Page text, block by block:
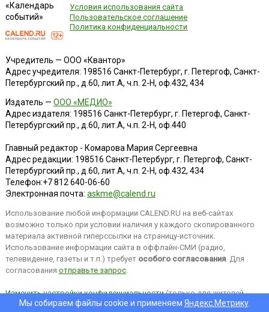
«Календарь
событий»
Условия использования сайта
Пользовательское соглашение
Политика конфиденциальности
Учредитель — ООО «Квантор»
Адрес учредителя: 198516 Санкт-Петербург, г. Петергоф, Санкт-
Петербургский пр., д.60, лит.А, ч.п. 2-Н, оф.432, 434
Издатель — ООО «МЕДИО»
Адрес издателя: 198516 Санкт-Петербург, г. Петергоф, Санкт-
Петербургский пр., д.60, лит.А, ч.п. 2-Н, оф.440
Главный редактор - Комарова Мария Сергеевна
Адрес редакции: 198516 Санкт-Петербург, г. Петергоф, Санкт-
Петербургский пр., д.60, лит.А, ч.п. 2-Н, оф.432, 434
Телефон:+7 812 640-06-60
Электронная почта: askme@calend.ru
Использование любой информации CALEND.RU на веб-сайтах
возможно только при условии наличия у каждого скопированного
материала активной гиперссылки на страницу-источник.
Использование информации сайта в оффлайн-СМИ (радио,
телевидение, газеты и т.п.) требует особого согласования. Для
согласования отправьте запрос.
Изменить настройки конфиденциальности(только для жителей
EEA).Мы собираем файлы cookie и применяем Яндекс.Метрику.